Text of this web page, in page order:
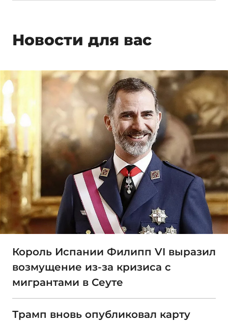
Новости для вас
Король Испании Филипп VI выразил
возмущение из-за кризиса с
мигрантами в Сеуте
Трамп вновь опубликовал карту